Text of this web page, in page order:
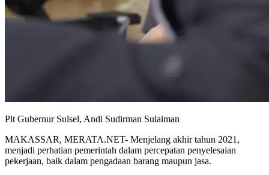
Plt Gubernur Sulsel, Andi Sudirman Sulaiman
MAKASSAR, MERATA.NET- Menjelang akhir tahun 2021,
menjadi perhatian pemerintah dalam percepatan penyelesaian
pekerjaan, baik dalam pengadaan barang maupun jasa.